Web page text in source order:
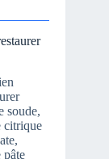
soude,
citrique
pâte